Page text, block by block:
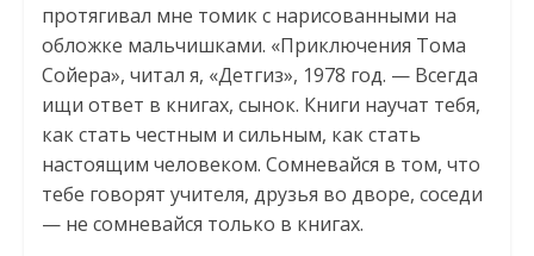
протягивал мне томик с нарисованными на
обложке мальчишками. «Приключения Тома
Сойера», читал я, «Детгиз», 1978 год. — Всегда
ищи ответ в книгах, сынок. Книги научат тебя,
как стать честным и сильным, как стать
настоящим человеком. Сомневайся в том, что
тебе говорят учителя, друзья во дворе, соседи
— не сомневайся только в книгах.